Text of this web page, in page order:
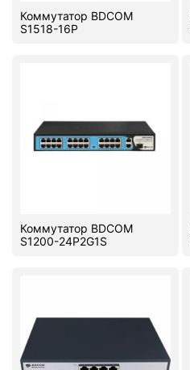
Коммутатор BDCOM
S1518-16P
Коммутатор BDCOM
S1200-24P2G1S